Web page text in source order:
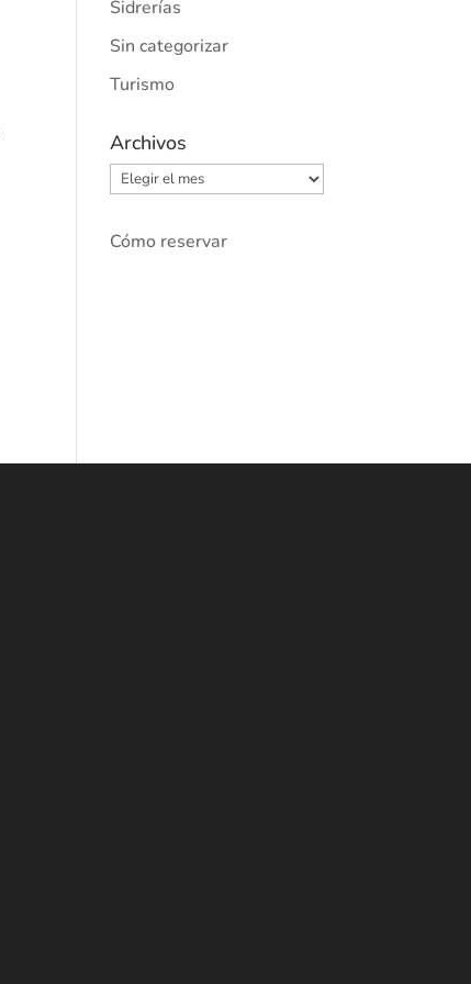
Sidrerías
Sin categorizar
Turismo
Archivos
Archivos
Cómo reservar